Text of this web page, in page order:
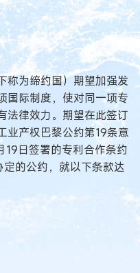
称为缔约国）期望加强发
国际制度，使对同一项专
法律效力。期望在此签订
业产权巴黎公约第19条意
日签署的专利合作条约
的公约，就以下条款达